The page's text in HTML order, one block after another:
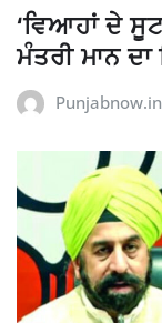
‘ਵਿਆਹਾਂ ਦੇ
ਮੰਤਰੀ ਮਾਨ
Punjabnow.in